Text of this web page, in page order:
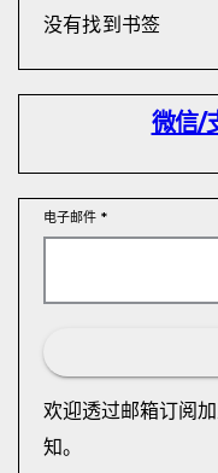
没有找到书签
微信/
电子邮件 *
欢迎透过邮箱订阅
知。